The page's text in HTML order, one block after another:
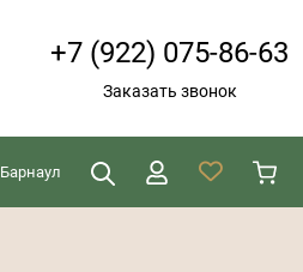
+7 (922) 075-86-63
Заказать звонок
Барнаул